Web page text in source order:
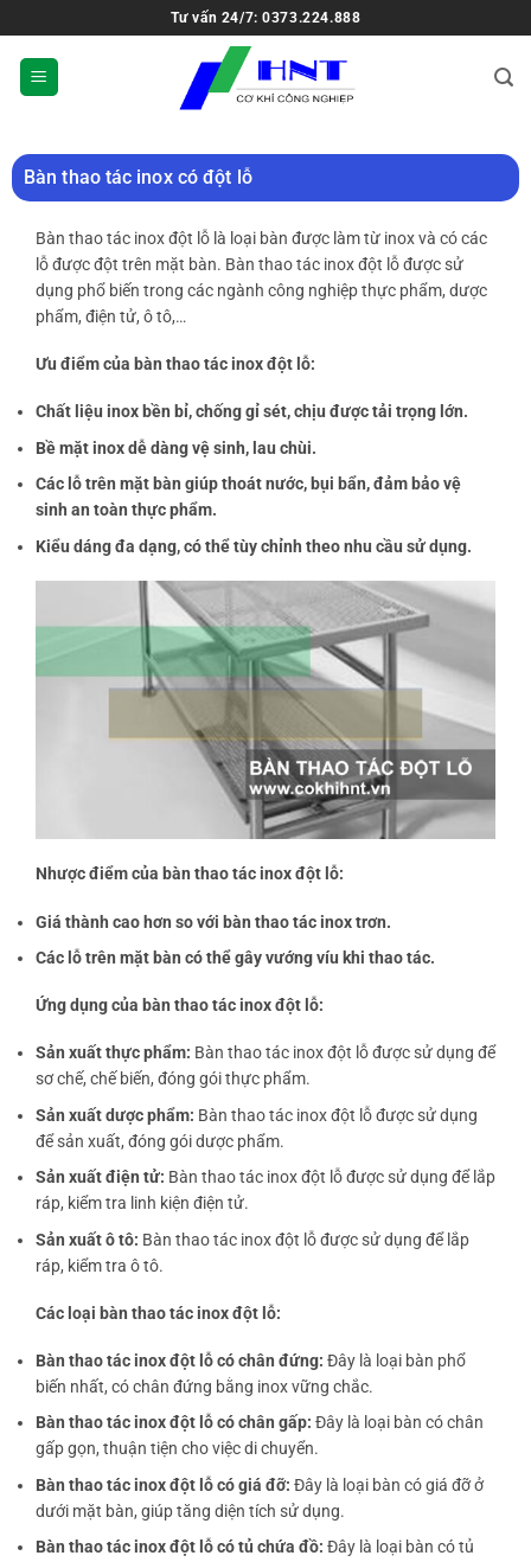
Tư vấn 24/7: 0373.224.888
Bàn thao tác inox có đột lỗ
Bàn thao tác inox đột lỗ là loại bàn được làm từ inox và có các
lỗ được đột trên mặt bàn. Bàn thao tác inox đột lỗ được sử
dụng phổ biến trong các ngành công nghiệp thực phẩm, dược
phẩm, điện tử, ô tô,…
Ưu điểm của bàn thao tác inox đột lỗ:
Chất liệu inox bền bỉ, chống gỉ sét, chịu được tải trọng lớn.
Bề mặt inox dễ dàng vệ sinh, lau chùi.
Các lỗ trên mặt bàn giúp thoát nước, bụi bẩn, đảm bảo vệ
sinh an toàn thực phẩm.
Kiểu dáng đa dạng, có thể tùy chỉnh theo nhu cầu sử dụng.
Nhược điểm của bàn thao tác inox đột lỗ:
Giá thành cao hơn so với bàn thao tác inox trơn.
Các lỗ trên mặt bàn có thể gây vướng víu khi thao tác.
Ứng dụng của bàn thao tác inox đột lỗ:
Sản xuất thực phẩm: Bàn thao tác inox đột lỗ được sử dụng để
sơ chế, chế biến, đóng gói thực phẩm.
Sản xuất dược phẩm: Bàn thao tác inox đột lỗ được sử dụng
để sản xuất, đóng gói dược phẩm.
Sản xuất điện tử: Bàn thao tác inox đột lỗ được sử dụng để lắp
ráp, kiểm tra linh kiện điện tử.
Sản xuất ô tô: Bàn thao tác inox đột lỗ được sử dụng để lắp
ráp, kiểm tra ô tô.
Các loại bàn thao tác inox đột lỗ:
Bàn thao tác inox đột lỗ có chân đứng: Đây là loại bàn phổ
biến nhất, có chân đứng bằng inox vững chắc.
Bàn thao tác inox đột lỗ có chân gấp: Đây là loại bàn có chân
gấp gọn, thuận tiện cho việc di chuyển.
Bàn thao tác inox đột lỗ có giá đỡ: Đây là loại bàn có giá đỡ ở
dưới mặt bàn, giúp tăng diện tích sử dụng.
Bàn thao tác inox đột lỗ có tủ chứa đồ: Đây là loại bàn có tủ